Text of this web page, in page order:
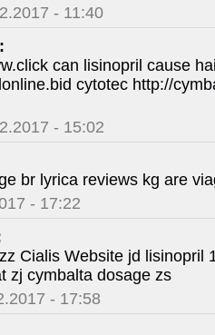
- 11:40
can lisinopril cause
cytotec http://
- 15:02
br lyrica reviews kg are
- 17:22
Cialis Website jd lisinopril
zj cymbalta dosage zs
- 17:58